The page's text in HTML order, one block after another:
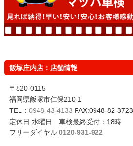
飯塚庄内店：店舗情報
〒820-0115
福岡県飯塚市仁保210-1
TEL： 0948-43-4133 FAX:0948-82-3723
定休日 水曜日 車検最終受付：18時
フリーダイヤル 0120-931-922